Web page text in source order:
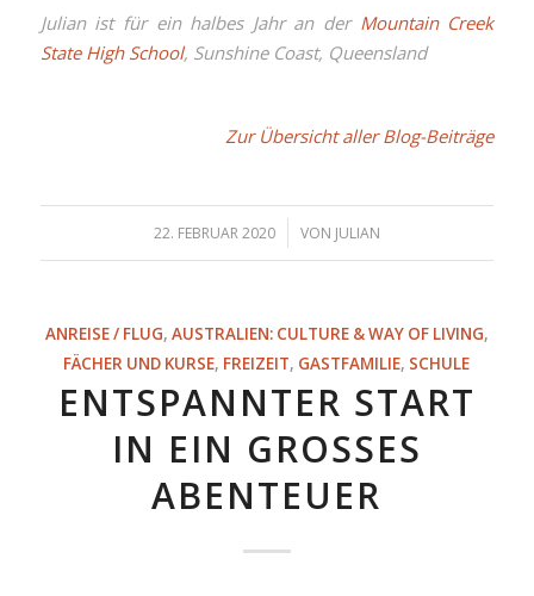
Julian ist für ein halbes Jahr an der Mountain Creek
State High School, Sunshine Coast, Queensland
Zur Übersicht aller Blog-Beiträge
22. FEBRUAR 2020
/ VON JULIAN
ANREISE / FLUG, AUSTRALIEN: CULTURE & WAY OF LIVING,
FÄCHER UND KURSE, FREIZEIT, GASTFAMILIE, SCHULE
ENTSPANNTER START
IN EIN GROSSES A
BENTEUER